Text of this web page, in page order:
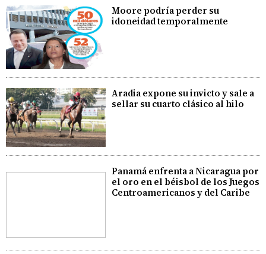
Moore podría perder su
idoneidad temporalmente
Aradia expone su invicto y sale a
sellar su cuarto clásico al hilo
Panamá enfrenta a Nicaragua por
el oro en el béisbol de los Juegos
Centroamericanos y del Caribe